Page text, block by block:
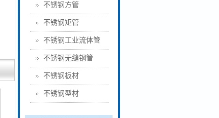
不锈钢方管
不锈钢矩管
不锈钢工业流体管
不锈钢无缝钢管
不锈钢板材
不锈钢型材